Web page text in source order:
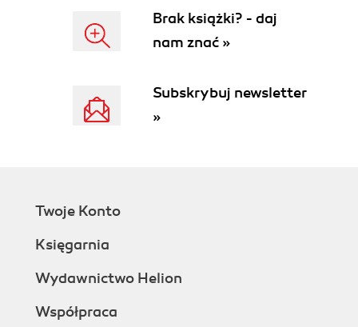
Brak książki? - daj
nam znać »
Subskrybuj newsletter
»
Twoje Konto
Księgarnia
Wydawnictwo Helion
Współpraca